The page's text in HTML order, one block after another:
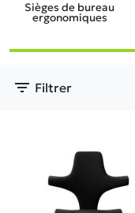
Sièges de bureau
ergonomiques
filter_list Filtrer